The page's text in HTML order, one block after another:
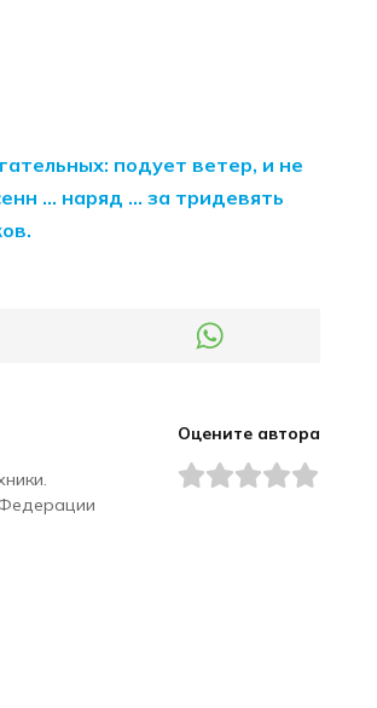
подует ветер, и не
… наряд … за тридевять
Оцените автора